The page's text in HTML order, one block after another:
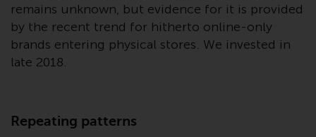
Obwohl Redwheel bestrebt ist,
sicherzustellen, dass die
Informationen auf dieser Website
Redwheel keine Gewaehr noch
remains unknown, but evidence for it is provided
by the recent trend for hitherto online-only
brands entering physical stores. We invested in
late 2018.
Repeating patterns